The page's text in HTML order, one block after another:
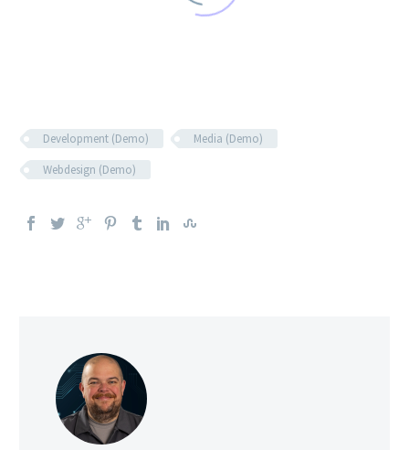
Development (Demo)
Media (Demo)
Webdesign (Demo)